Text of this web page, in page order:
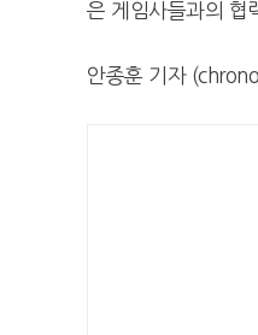
은 게임사들과의 협
안종훈 기자